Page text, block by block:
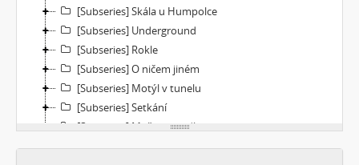
[Subseries] Skála u Humpolce
[Subseries] Underground
[Subseries] Rokle
[Subseries] O ničem jiném
[Subseries] Motýl v tunelu
[Subseries] Setkání
[Subseries] Moře v zrcadle
[Subseries] Květomluva